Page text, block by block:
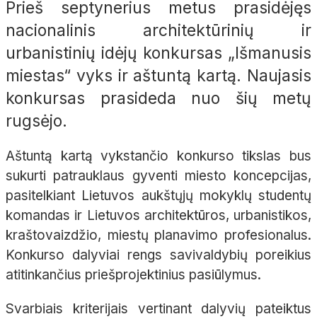
Prieš septynerius metus prasidėjęs
nacionalinis architektūrinių ir
urbanistinių idėjų konkursas „Išmanusis
miestas“ vyks ir aštuntą kartą. Naujasis
konkursas prasideda nuo šių metų
rugsėjo.
Aštuntą kartą vykstančio konkurso tikslas bus
sukurti patrauklaus gyventi miesto koncepcijas,
pasitelkiant Lietuvos aukštųjų mokyklų studentų
komandas ir Lietuvos architektūros, urbanistikos,
kraštovaizdžio, miestų planavimo profesionalus.
Konkurso dalyviai rengs savivaldybių poreikius
atitinkančius priešprojektinius pasiūlymus.
Svarbiais kriterijais vertinant dalyvių pateiktus